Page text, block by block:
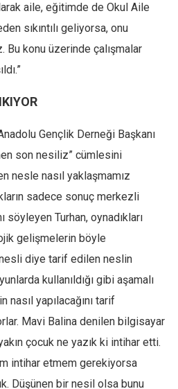
aile, eğitimde de Okul Aile
sıkıntılı geliyorsa, onu
Bu konu üzerinde çalışmalar
Gençlik Derneği Başkanı
son nesiliz” cümlesini
nesle nasıl yaklaşmamız
sadece sonuç merkezli
söyleyen Turhan, oynadıkları
gelişmelerin böyle
diye tarif edilen neslin
kullanıldığı gibi aşamalı
yapılacağını tarif
Mavi Balina denilen bilgisayar
çocuk ne yazık ki intihar etti.
intihar etmem gerekiyorsa
Düşünen bir nesil olsa bunu